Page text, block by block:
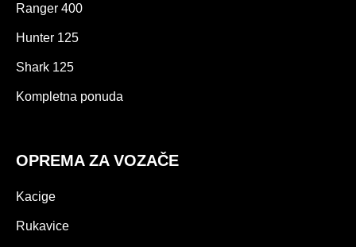
Ranger 400
Hunter 125
Shark 125
Kompletna ponuda
OPREMA ZA VOZAČE
Kacige
Rukavice